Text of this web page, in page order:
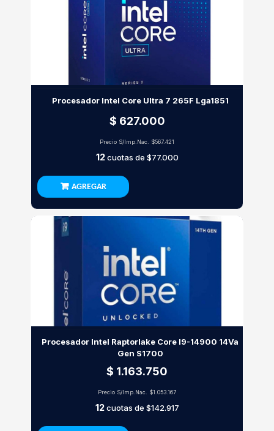
Procesador Intel Core Ultra 7 265F Lga1851
$ 627.000
Precio S/Imp.Nac. $567.421
12cuotas de $77.000
AGREGAR
Procesador Intel Raptorlake Core I9-14900 14Va
Gen S1700
$ 1.163.750
Precio S/Imp.Nac. $1.053.167
12cuotas de $142.917